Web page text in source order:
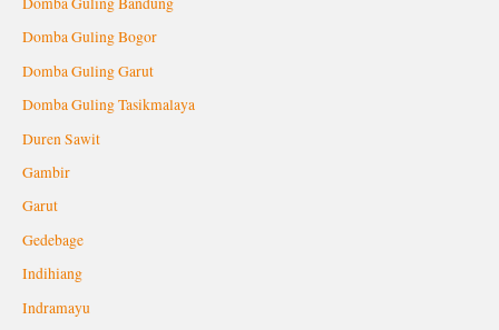
Domba Guling Bogor
Domba Guling Garut
Domba Guling Tasikmalaya
Duren Sawit
Gambir
Garut
Gedebage
Indihiang
Indramayu